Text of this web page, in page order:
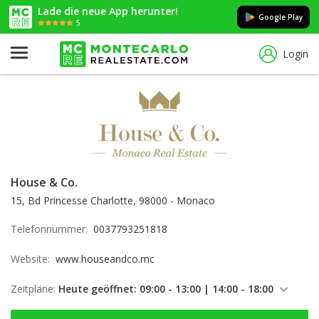
Lade die neue App herunter!
5
Google Play
Login
House & Co.
15, Bd Princesse Charlotte, 98000 - Monaco
Telefonnummer: 0037793251818
Website: www.houseandco.mc
Zeitpläne: Heute geöffnet: 09:00 - 13:00 | 14:00 - 18:00
Freitag: 09:00 - 13:00 | 14:00 - 18:00